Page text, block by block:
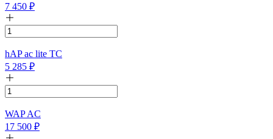
7 450 ₽
hAP ac lite TC
5 285 ₽
WAP AC
17 500 ₽